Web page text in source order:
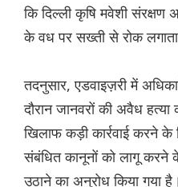
कि दिल्ली कृषि मवेशी संरक्षण
के वध पर सख्ती से रोक
तदनुसार, एडवाइज़री में
दौरान जानवरों की अवैध
खिलाफ कड़ी कार्रवाई करने
संबंधित कानूनों को लागू करने
उठाने का अनुरोध किया गया है।